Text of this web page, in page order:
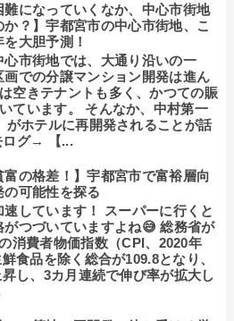
難になっていくなか、中心市街地
か？】宇都宮市の中心市街地、こ
大胆予測！
心市街地では、大通り沿いの一
画での分譲マンション開発は進ん
空きテナントも多く、かつての賑
ています。 そんなか、中村第一
がホテルに再開発されることが話
ログ→ 【...
富の格差！】宇都宮市で富裕層向
の可能性を探る
速しています！ スーパーに行くと
がつづいていますよね😅 総務省が
消費者物価指数（CPI、2020年
食品を除く総合が109.8となり、
し、3カ月連続で伸び率が拡大し